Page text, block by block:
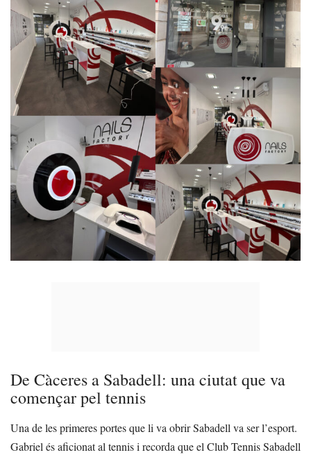
De Càceres a Sabadell: una ciutat que va
començar pel tennis
Una de les primeres portes que li va obrir Sabadell va ser l’esport.
Gabriel és aficionat al tennis i recorda que el Club Tennis Sabadell